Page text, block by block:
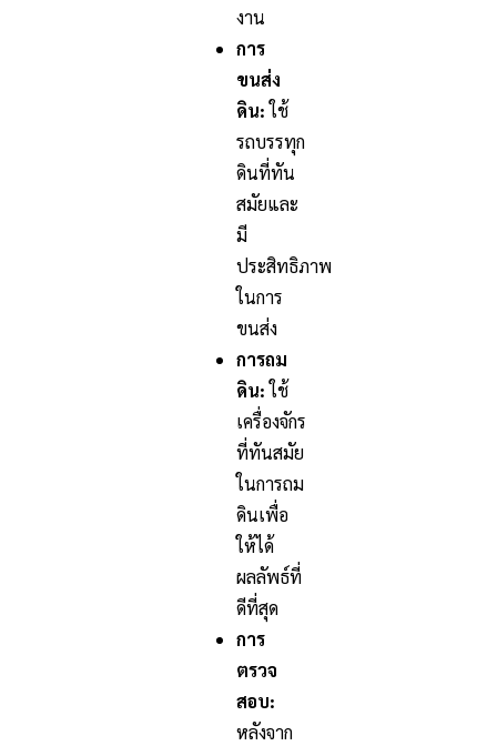
งาน
การ
ขนส่ง
ดิน:ใช้
รถบรรทุก
ดินที่ทัน
สมัยและ
มี
ประสิทธิภาพ
ในการ
ขนส่ง
การถม
ดิน:ใช้
เครื่องจักร
ที่ทันสมัย
ในการถม
ดินเพื่อ
ให้ได้
ผลลัพธ์ที่
ดีที่สุด
การ
ตรวจ
สอบ:
หลังจาก